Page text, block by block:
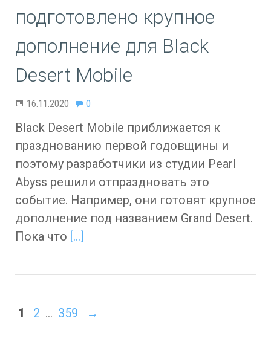
подготовлено крупное
дополнение для Black
Desert Mobile
16.11.2020 0
Black Desert Mobile приближается к
празднованию первой годовщины и
поэтому разработчики из студии Pearl
Abyss решили отпраздновать это
событие. Например, они готовят крупное
дополнение под названием Grand Desert.
Пока что […]
1 2 … 359 →